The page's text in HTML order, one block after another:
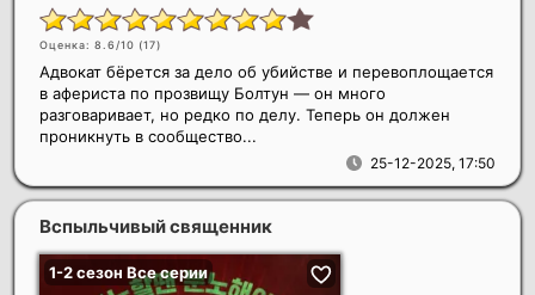
Оценка: 8.6/10 (17)
25-12-2025, 17:50
Адвокат бёрется за дело об убийстве и перевоплощается
в афериста по прозвищу Болтун — он много
разговаривает, но редко по делу. Теперь он должен
проникнуть в сообщество...
Вспыльчивый священник